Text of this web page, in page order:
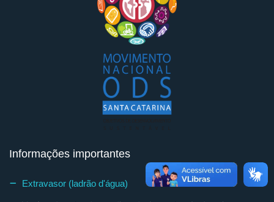
Informações importantes
Extravasor (ladrão d'água)